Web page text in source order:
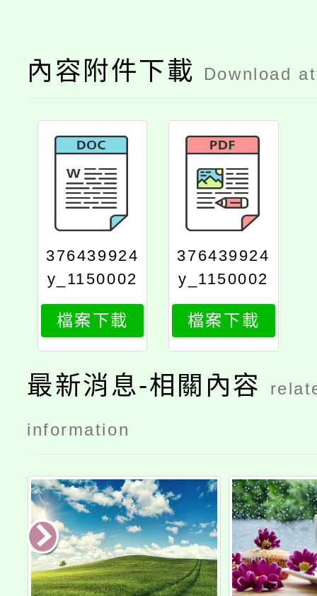
內容附件下載 Download
376439924
y_1150002
953_attach
2
檔案下載
376439924
y_1150002
953_attach
1
檔案下載
最新消息-相關內容
information